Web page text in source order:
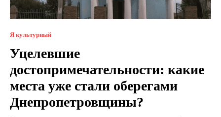
Я культурный
Уцелевшие
достопримечательности: какие
места уже стали оберегами
Днепропетровщины?